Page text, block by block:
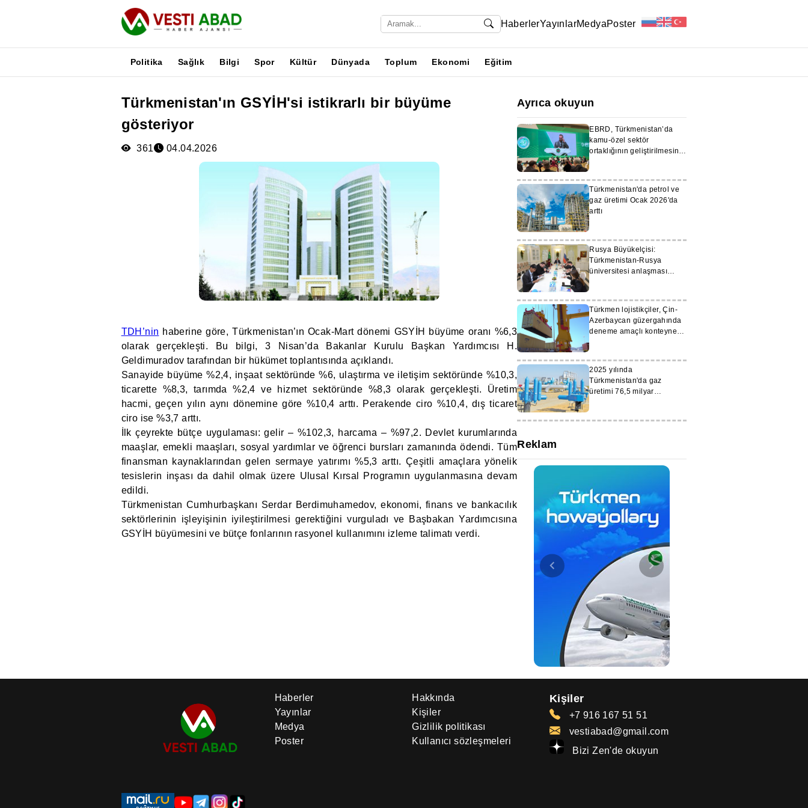
HaberlerYayınlarMedyaPoster
Politika Sağlık Bilgi Spor Kültür Dünyada Toplum Ekonomi Eğitim
Türkmenistan'ın GSYİH'si istikrarlı bir büyüme
gösteriyor
361 04.04.2026
TDH’nin haberine göre, Türkmenistan’ın Ocak-Mart dönemi GSYİH büyüme oranı %6,3
olarak gerçekleşti. Bu bilgi, 3 Nisan’da Bakanlar Kurulu Başkan Yardımcısı H.
Geldimuradov tarafından bir hükümet toplantısında açıklandı.
Sanayide büyüme %2,4, inşaat sektöründe %6, ulaştırma ve iletişim sektöründe %10,3,
ticarette %8,3, tarımda %2,4 ve hizmet sektöründe %8,3 olarak gerçekleşti. Üretim
hacmi, geçen yılın aynı dönemine göre %10,4 arttı. Perakende ciro %10,4, dış ticaret
ciro ise %3,7 arttı.
İlk çeyrekte bütçe uygulaması: gelir – %102,3, harcama – %97,2. Devlet kurumlarında
maaşlar, emekli maaşları, sosyal yardımlar ve öğrenci bursları zamanında ödendi. Tüm
finansman kaynaklarından gelen sermaye yatırımı %5,3 arttı. Çeşitli amaçlara yönelik
tesislerin inşası da dahil olmak üzere Ulusal Kırsal Programın uygulanmasına devam
edildi.
Türkmenistan Cumhurbaşkanı Serdar Berdimuhamedov, ekonomi, finans ve bankacılık
sektörlerinin işleyişinin iyileştirilmesi gerektiğini vurguladı ve Başbakan Yardımcısına
GSYİH büyümesini ve bütçe fonlarının rasyonel kullanımını izleme talimatı verdi.
Ayrıca okuyun
EBRD, Türkmenistan’da
kamu-özel sektör
ortaklığının geliştirilmesini
Türkmenistan'da petrol ve
gaz üretimi Ocak 2026'da
arttı
Rusya Büyükelçisi:
Türkmenistan-Rusya
üniversitesi anlaşması
Türkmen lojistikçiler, Çin-
Azerbaycan güzergahında
deneme amaçlı konteyner
2025 yılında
Türkmenistan'da gaz
üretimi 76,5 milyar
Reklam
Haberler
Yayınlar
Medya
Poster
Hakkında
Kişiler
Gizlilik politikası
Kullanıcı sözleşmeleri
Kişiler
+7 916 167 51 51
vestiabad@gmail.com
Bizi Zen'de okuyun